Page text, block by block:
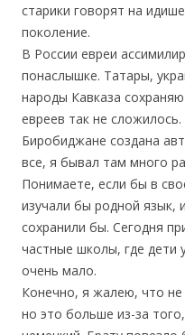
старики говорят на
поколение.
В России евреи
понаслышке. Татары,
народы Кавказа
евреев так не
Биробиджане создана
все, я бывал там много
Понимаете, если бы в
изучали бы родной
сохранили бы. Сегодня
частные школы, где дети
очень мало.
Конечно, я жалею, что
но это больше из-за